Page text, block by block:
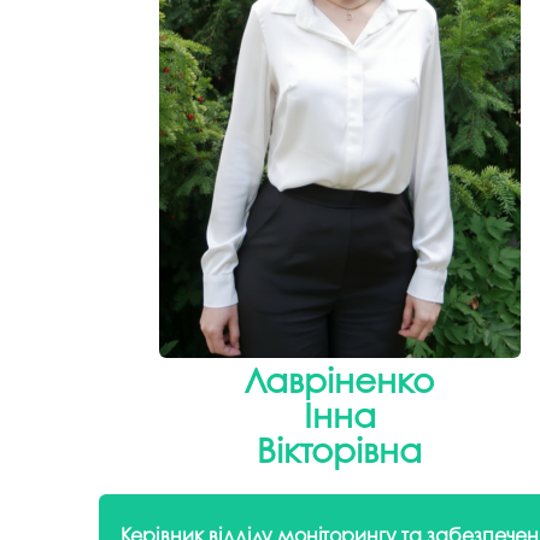
Музеї ПДАУ
Профспілка
Асоціація випускників
3D тур по університету
Наші контакти
Публічна інформація
Антикорупційна діяльність
Меморіал пам'яті
Відділ маркетингу
Центр
4.0
Психологічна
Омбудсмен
освітнього процесу
Студентське
Навчально-
Дорадча служба
Лавріненко
Інна
Вікторівна